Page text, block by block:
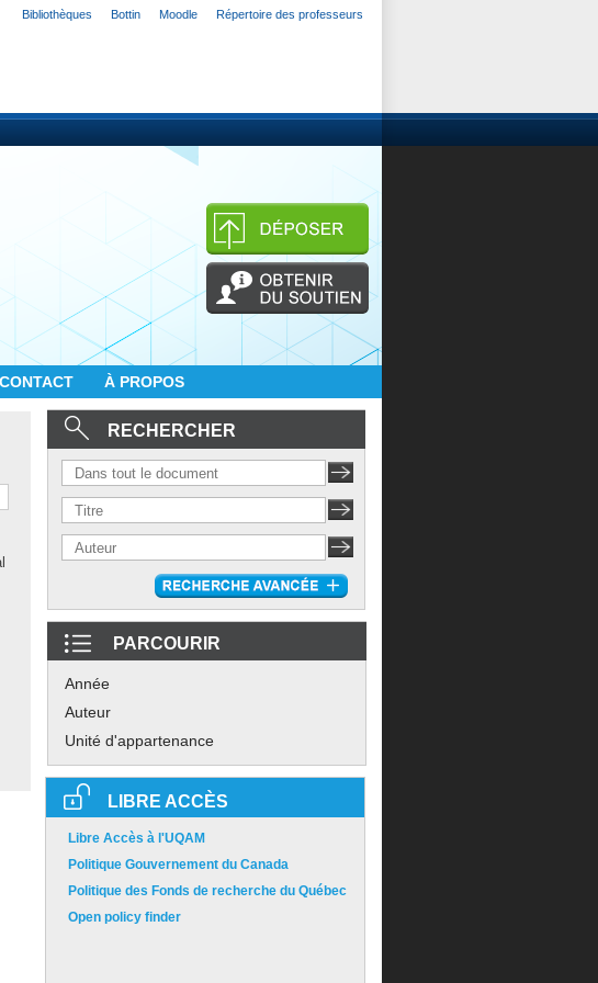
Bibliothèques Bottin Moodle Répertoire des professeurs
CONTACT À PROPOS
RECHERCHER
PARCOURIR
Année
Auteur
Unité d'appartenance
LIBRE ACCÈS
Libre Accès à l'UQAM
Politique Gouvernement du Canada
Politique des Fonds de recherche du Québec
Open policy finder